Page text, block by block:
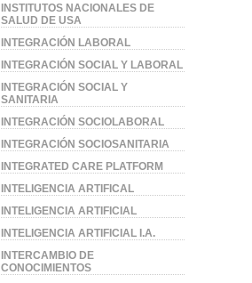
INSTITUTOS NACIONALES DE
SALUD DE USA
INTEGRACIÓN LABORAL
INTEGRACIÓN SOCIAL Y LABORAL
INTEGRACIÓN SOCIAL Y
SANITARIA
INTEGRACIÓN SOCIOLABORAL
INTEGRACIÓN SOCIOSANITARIA
INTEGRATED CARE PLATFORM
INTELIGENCIA ARTIFICAL
INTELIGENCIA ARTIFICIAL
INTELIGENCIA ARTIFICIAL I.A.
INTERCAMBIO DE
CONOCIMIENTOS